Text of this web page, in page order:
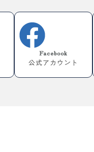
Facebook
公式アカウント